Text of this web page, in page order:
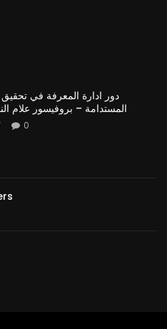
دور ادارة المعرفة في تحقيق
المستدامة – بروفيسور علام
0